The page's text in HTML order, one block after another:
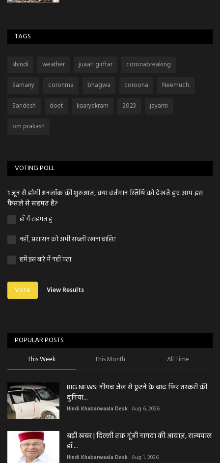
TAGS
shindi weather juaari girftar
coronabreaking
Samany
coronma bhagwa coroona
Neemuch.
Sandesh
doet kaaryakram 2023
jayanti
om prakash
VOTING POLL
1 जून से होगी अनलॉक की शुरुआत, क्या वर्तमान स्तिथि को देखते हुए आप इस
फैसले से सहमत है?
हाँ मैं सहमत हु
नहीं, प्रशासन को अभी सख्ती रखना चाहिए
हमें इस बारे में नहीं पता
Vote View Results
POPULAR POSTS
This Week This Month All Time
BIG NEWS: नीमच जेल से छूटने के बाद फिर तस्करी की
दुनिया...
Hindi Khabarwaala Desk Aug 6, 2026
बड़ी खबर | दिल्ली तक गूंजी नागदा की आवाज़, राज्यपाल
डॉ....
Hindi Khabarwaala Desk Aug 1, 2026